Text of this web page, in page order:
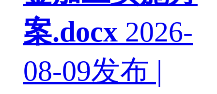
案.docx 2026-
08-09发布 |